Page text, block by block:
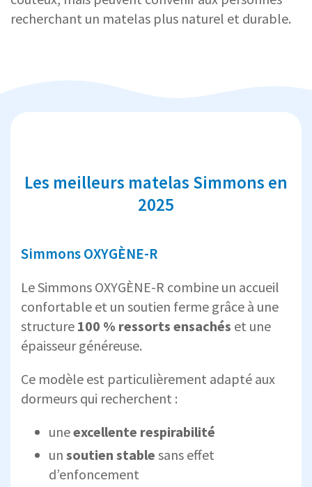
recherchant un matelas plus naturel et durable.
Les meilleurs matelas Simmons en
2025
Simmons OXYGÈNE-R
Le Simmons OXYGÈNE-R combine un accueil
confortable et un soutien ferme grâce à une
structure 100 % ressorts ensachés et une
épaisseur généreuse.
Ce modèle est particulièrement adapté aux
dormeurs qui recherchent :
uneexcellente respirabilité
un soutien stable sans effet
d’enfoncement